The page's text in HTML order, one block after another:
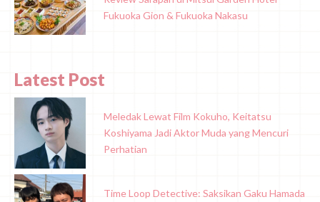
Fukuoka Gion & Fukuoka Nakasu
Latest Post
Meledak Lewat Film Kokuho, Keitatsu
Koshiyama Jadi Aktor Muda yang Mencuri
Perhatian
Time Loop Detective: Saksikan Gaku Hamada